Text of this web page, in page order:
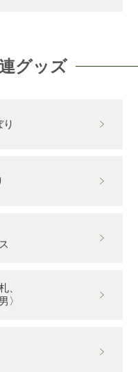
グッズ
、
〉